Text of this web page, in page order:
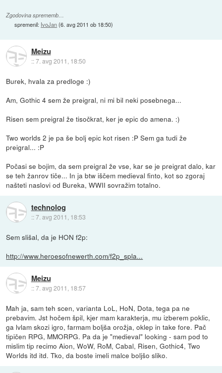
Zgodovina sprememb…
spremenil: IvoJan(6. avg 2011 ob 18:50)
Meizu
::7. avg 2011, 18:50
Burek, hvala za predloge :)
Am, Gothic 4 sem že preigral, ni mi bil neki posebnega...
Risen sem preigral že tisočkrat, ker je epic do amena. :)
Two worlds 2 je pa še bolj epic kot risen :P Sem ga tudi že
preigral... :P
Počasi se bojim, da sem preigral že vse, kar se je preigrat dalo, kar
se teh žanrov tiče... In ja btw iščem medieval finto, kot so zgoraj
našteti naslovi od Bureka, WWII sovražim totalno.
technolog
::7. avg 2011, 18:53
Sem slišal, da je HON f2p:
http://www.heroesofnewerth.com/f2p_spla...
Meizu
::7. avg 2011, 18:57
Mah ja, sam teh scen, varianta LoL, HoN, Dota, tega pa ne
prebavim. Jst hočem špil, kjer mam karakterja, mu izberem poklic,
ga lvlam skozi igro, farmam boljša orožja, oklep in take fore. Pač
tipičen RPG, MMORPG. Pa da je "medieval" looking - sam pod to
mislim tip recimo Aion, WoW, RoM, Cabal, Risen, Gothic4, Two
Worlds itd itd. Tko, da boste imeli malce boljšo sliko.